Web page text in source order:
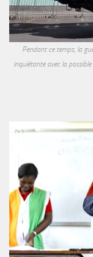
Pendant ce temps, la
inquiétante avec la